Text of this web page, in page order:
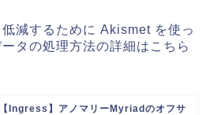
減するために Akismet を使っ
タの処理方法の詳細はこちら
【Ingress】アノマリーMyriadのオフサ